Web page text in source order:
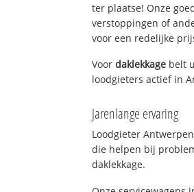
ter plaatse! Onze
verstoppingen of
voor een redelijke
Voordaklekkage belt
loodgieters actief in
Jarenlange ervaring
Loodgieter
die helpen bij
daklekkage.